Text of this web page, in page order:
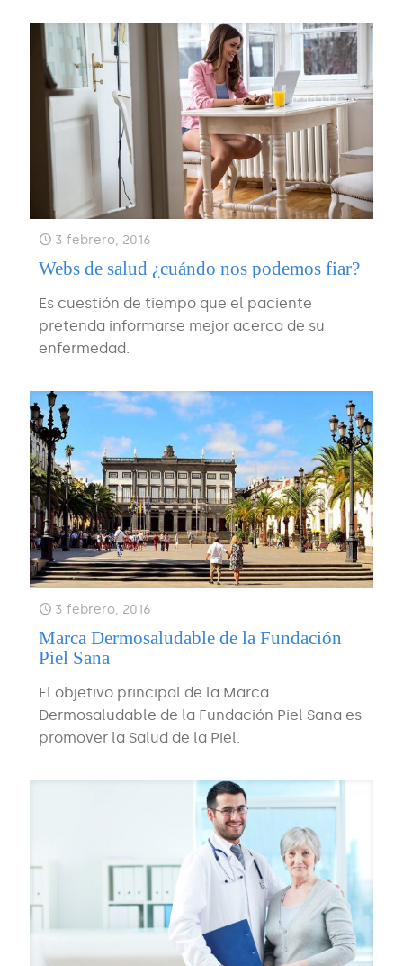
3 febrero, 2016
Webs de salud ¿cuándo nos podemos fiar?
Es cuestión de tiempo que el paciente
pretenda informarse mejor acerca de su
enfermedad.
3 febrero, 2016
Marca Dermosaludable de la Fundación
Piel Sana
El objetivo principal de la Marca
Dermosaludable de la Fundación Piel Sana es
promover la Salud de la Piel.